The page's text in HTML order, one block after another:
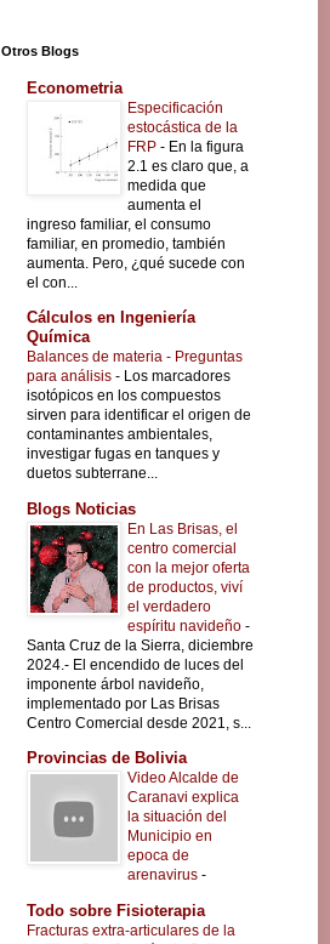
Otros Blogs
Econometria
Especificación
estocástica de la
FRP - En la figura
2.1 es claro que, a
medida que
aumenta el
ingreso familiar, el consumo
familiar, en promedio, también
aumenta. Pero, ¿qué sucede con
el con...
Cálculos en Ingeniería
Química
Balances de materia - Preguntas
para análisis - Los marcadores
isotópicos en los compuestos
sirven para identificar el origen de
contaminantes ambientales,
investigar fugas en tanques y
duetos subterrane...
Blogs Noticias
En Las Brisas, el
centro comercial
con la mejor oferta
de productos, viví
el verdadero
espíritu navideño -
Santa Cruz de la Sierra, diciembre
2024.- El encendido de luces del
imponente árbol navideño,
implementado por Las Brisas
Centro Comercial desde 2021, s...
Provincias de Bolivia
Video Alcalde de
Caranavi explica
la situación del
Municipio en
epoca de
arenavirus -
Todo sobre Fisioterapia
Fracturas extra-articulares de la